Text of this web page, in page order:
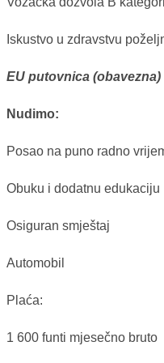
Iskustvo u zdravstvu
EU putovnica (obavezna)
Nudimo:
Posao na puno radno
Obuku i dodatnu edukaciju
Osiguran smještaj
Automobil
Plaća:
1 600 funti mjesečno bruto